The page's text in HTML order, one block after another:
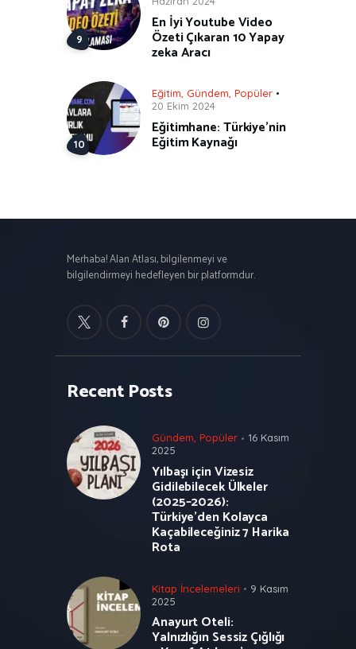
En İyi Youtube Video
Özeti Çıkaran 10 Yapay
zeka Aracı
Eğitim Gündem Popüler
20 Ekim 2024
Eğitimhane: Türkiye’nin
Eğitim Kaynağı
Merhaba! Alan Atlası, bilgilenmeyi ve
bilgilendirmeyi hedefleyen bir platformdur.
Recent Posts
Gündem, Popüler
16 Kasım
2025
Yılbaşı için Vizesiz
Gidilebilecek Ülkeler
(2025–2026):
Türkiye’den Kolayca
Kaçabileceğiniz 7 Harika
Rota
Kitap İncelemeleri
9 Kasım
2025
Anayurt Oteli:
Yalnızlığın Sessiz Çığlığı